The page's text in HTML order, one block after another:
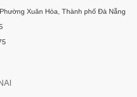
Xuân Hòa, Thành phố Đà Nẵng